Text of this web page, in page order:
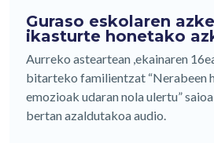
Guraso eskolaren
ikasturte honetako
Aurreko asteartean ,ekainaren
bitarteko familientzat “Nerabeen
emozioak udaran nola ulertu”
bertan azaldutakoa audio.